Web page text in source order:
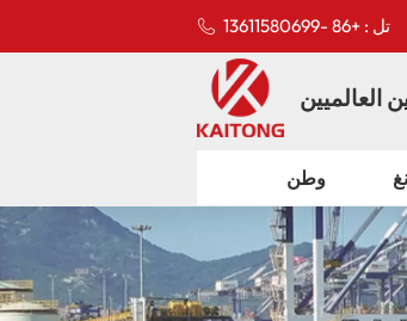
تل : +86 -13611580699
العالميين
وطن